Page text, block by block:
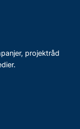
projektråd